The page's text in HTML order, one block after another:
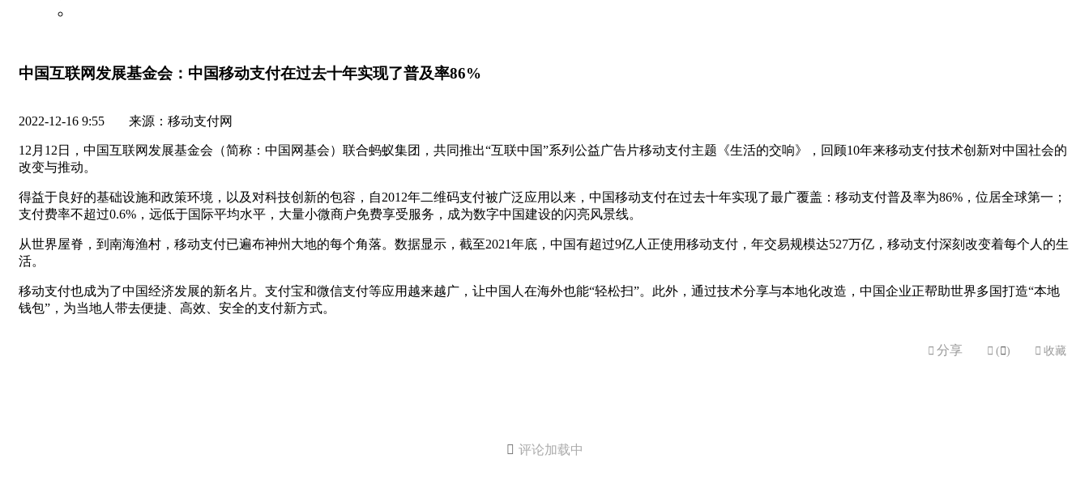
中国互联网发展基金会：中国移动支付在过去十年实现了普及率86%
2022-12-16 9:55 来源：移动支付网
12月12日，中国互联网发展基金会（简称：中国网基会）联合蚂蚁集团，共同推出“互联中国”系列公益广告片移动支付主题《生活的交响》，回顾10年来移动支付技术创新对中国社会的
改变与推动。
得益于良好的基础设施和政策环境，以及对科技创新的包容，自2012年二维码支付被广泛应用以来，中国移动支付在过去十年实现了最广覆盖：移动支付普及率为86%，位居全球第一；
支付费率不超过0.6%，远低于国际平均水平，大量小微商户免费享受服务，成为数字中国建设的闪亮风景线。
从世界屋脊，到南海渔村，移动支付已遍布神州大地的每个角落。数据显示，截至2021年底，中国有超过9亿人正使用移动支付，年交易规模达527万亿，移动支付深刻改变着每个人的生
活。
移动支付也成为了中国经济发展的新名片。支付宝和微信支付等应用越来越广，让中国人在海外也能“轻松扫”。此外，通过技术分享与本地化改造，中国企业正帮助世界多国打造“本地
钱包”，为当地人带去便捷、高效、安全的支付新方式。
 分享  ( )  收藏
 评论加载中